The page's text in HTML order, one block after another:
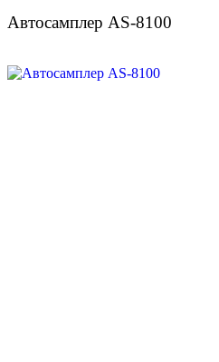
Автосамплер AS-8100